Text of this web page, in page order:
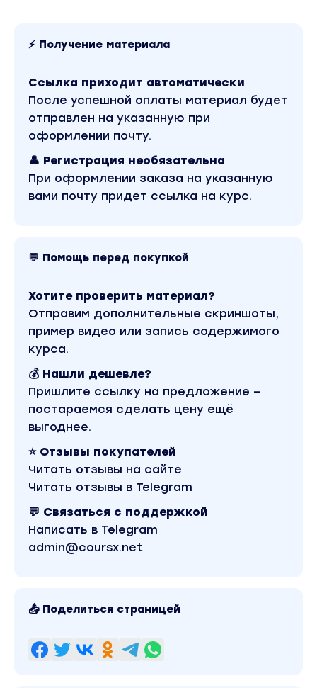
Дата проведения:4-26 июля 2020
Стоимость:
Цена за человека: 19 000 руб. (возможна
рассрочка)
Вы находитесь на странице товара «Институт
НЛП / Михаил Пелехатый, Юлия Лисицына - Магия
и волшебство». Это версия материала в лучшем
качестве без водяных знаков. Скриншоты
в рубрику «Эзотерика и оккультизм». Другие
⚡ Получение материала
Ссылка приходит автоматически
После успешной оплаты материал будет
отправлен на указанную при
оформлении почту.
👤 Регистрация необязательна
При оформлении заказа на указанную
вами почту придет ссылка на курс.
💬 Помощь перед покупкой
Хотите проверить материал?
Отправим дополнительные скриншоты,
пример видео или запись содержимого
курса.
💰 Нашли дешевле?
Пришлите ссылку на предложение —
постараемся сделать цену ещё
выгоднее.
⭐ Отзывы покупателей
Читать отзывы на сайте
Читать отзывы в Telegram
💬 Связаться с поддержкой
Написать в Telegram
admin@coursx.net
📤 Поделиться страницей